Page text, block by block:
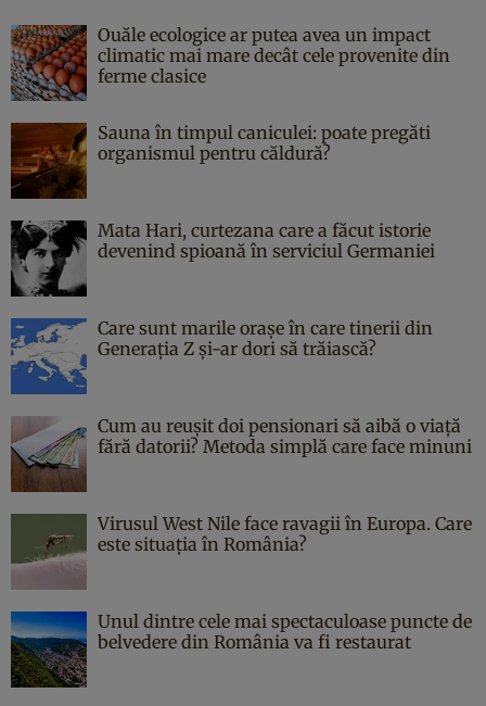
Ouăle ecologice ar putea avea un impact
climatic mai mare decât cele provenite din
ferme clasice
Sauna în timpul caniculei: poate pregăti
organismul pentru căldură?
Mata Hari, curtezana care a făcut istorie
devenind spioană în serviciul Germaniei
Care sunt marile orașe în care tinerii din
Generația Z și-ar dori să trăiască?
Cum au reușit doi pensionari să aibă o viață
fără datorii? Metoda simplă care face minuni
Virusul West Nile face ravagii în Europa. Care
este situația în România?
Unul dintre cele mai spectaculoase puncte de
belvedere din România va fi restaurat